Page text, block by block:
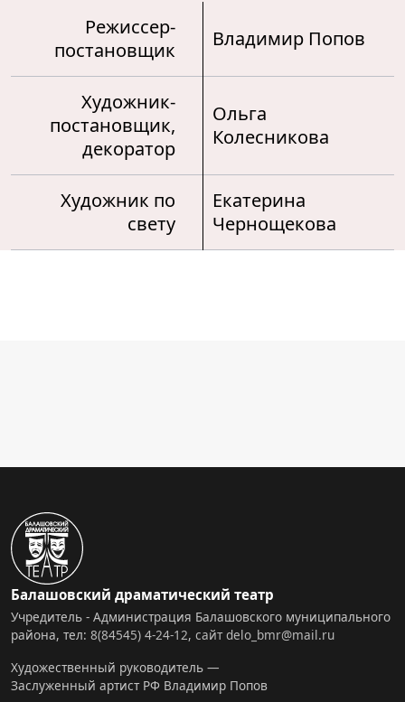
Режиссер-
постановщик
Владимир Попов
Художник-
постановщик,
декоратор
Ольга
Колесникова
Художник по
свету
Екатерина
Чернощекова
Балашовский драматический театр
Учредитель - Администрация Балашовского муниципального
района, тел: 8(84545) 4-24-12, сайт delo_bmr@mail.ru
Художественный руководитель —
Заслуженный артист РФ Владимир Попов